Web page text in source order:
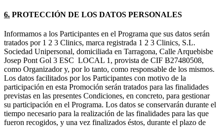
6. PROTECCIÓN DE LOS DATOS PERSONALES
Informamos a los Participantes en el Programa que sus datos serán
tratados por 1 2 3 Clinics, marca registrada 1 2 3 Clinics, S.L.
Sociedad Unipersonal, domiciliada en Tarragona, Calle Arquebisbe
Josep Pont Gol 3 ESC LOCAL 1, provista de CIF B27480508,
como Organizador y, por lo tanto, como responsable de los mismos.
Los datos facilitados por los Participantes con motivo de la
participación en esta Promoción serán tratados para las finalidades
previstas en las presentes Condiciones, en concreto, para gestionar
su participación en el Programa. Los datos se conservarán durante el
tiempo necesario para la realización de las finalidades para las que
fueron recogidos, y una vez finalizados éstos, durante el plazo de